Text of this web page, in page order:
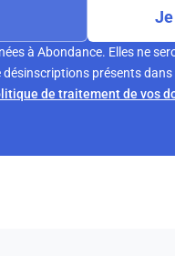
à Abondance. Elles ne
présents
de traitement de vos